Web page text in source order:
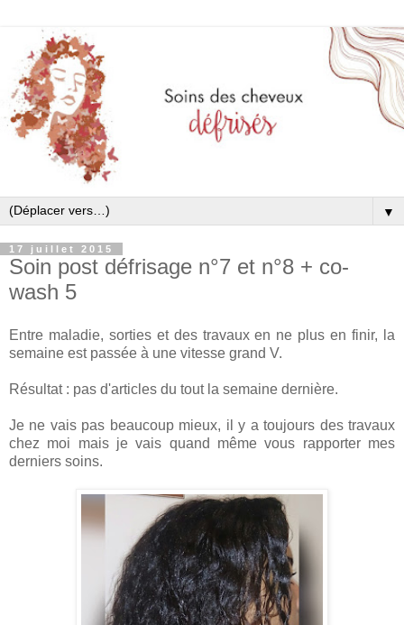
▼
17 juillet 2015
Soin post défrisage n°7 et n°8 + co-
wash 5
Entre maladie, sorties et des travaux en ne plus en finir, la
semaine est passée à une vitesse grand V.
Résultat : pas d'articles du tout la semaine dernière.
Je ne vais pas beaucoup mieux, il y a toujours des travaux
chez moi mais je vais quand même vous rapporter mes
derniers soins.